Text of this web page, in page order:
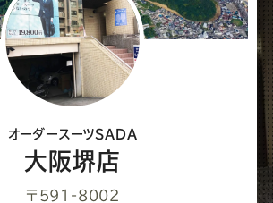
て
く
だ
い
オーダースーツSADA
大阪堺店
〒591-8002